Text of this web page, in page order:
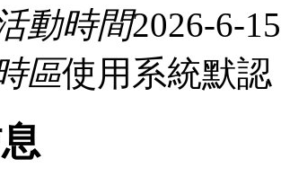
動時間2026-6-
區使用系統默認